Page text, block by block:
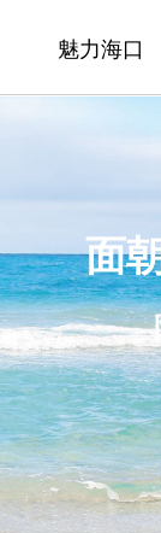
魅力海口
面